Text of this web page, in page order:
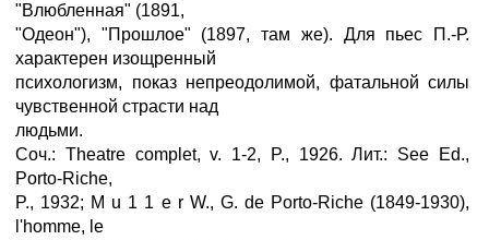
"Влюбленная" (1891,
"Одеон"), "Прошлое" (1897, там же). Для пьес П.-Р.
характерен изощренный
психологизм, показ непреодолимой, фатальной силы
чувственной страсти над
людьми.
Соч.: Theatre complet, v. 1-2, P., 1926. Лит.: See Ed.,
Porto-Riche,
P., 1932; M u 1 1 e r W., G. de Porto-Riche (1849-1930),
l'homme, le